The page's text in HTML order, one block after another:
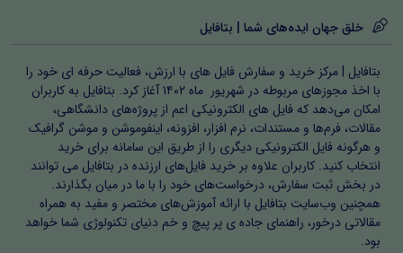
خلق جهان ایده‌های شما | بتافایل
بتافایل | مرکز خرید و سفارش فایل های با ارزش، فعالیت حرفه ای خود را
با اخذ مجوزهای مربوطه در شهریور ماه ۱۴۰۲ آغاز کرد. بتافایل به کاربران
امکان می‌دهد که فایل های الکترونیکی اعم از پروژه‌های دانشگاهی،
مقالات، فرم‌ها و مستندات، نرم افزار، افزونه، اینفوموشن و موشن گرافیک
و هرگونه فایل الکترونیکی دیگری را از طریق این سامانه برای خرید
انتخاب کنید. کاربران علاوه بر خرید فایل‌های ارزنده در بتافایل می توانند
در بخش ثبت سفارش، درخواست‌های خود را با ما در میان بگذارند.
همچنین وب‌سایت بتافایل با ارائه آموزش‌های مختصر و مفید به همراه
مقالاتی درخور، راهنمای جاده ی پر پیچ و خم دنیای تکنولوژی شما خواهد
بود.